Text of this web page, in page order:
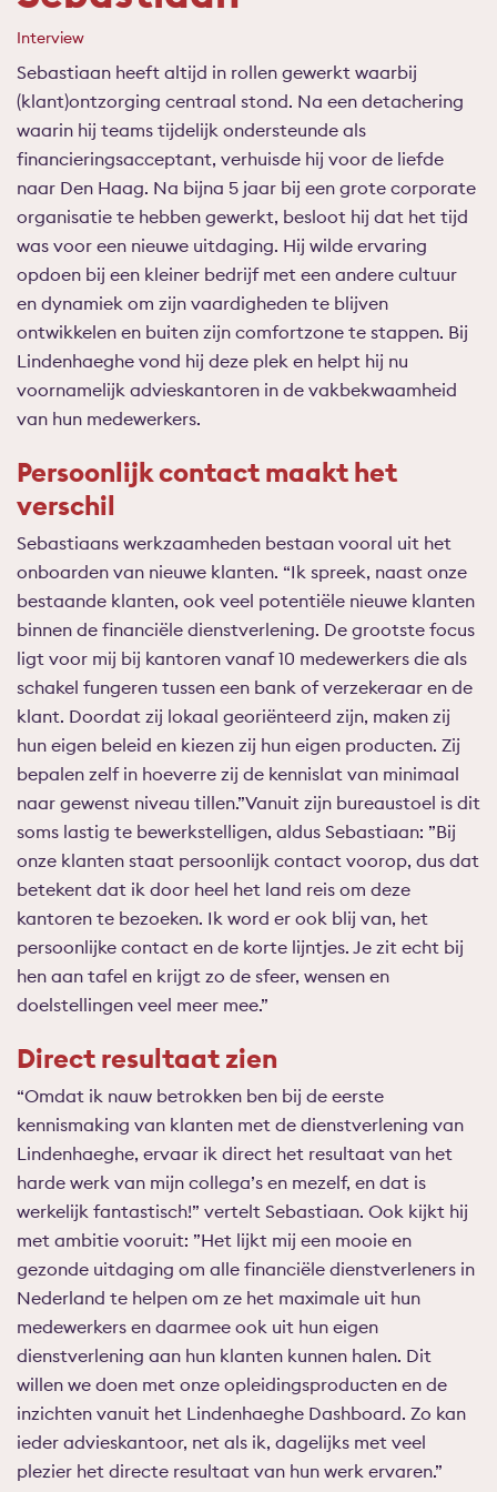
Interview
Sebastiaan heeft altijd in rollen gewerkt waarbij
(klant)ontzorging centraal stond. Na een detachering
waarin hij teams tijdelijk ondersteunde als
financieringsacceptant, verhuisde hij voor de liefde
naar Den Haag. Na bijna 5 jaar bij een grote corporate
organisatie te hebben gewerkt, besloot hij dat het tijd
was voor een nieuwe uitdaging. Hij wilde ervaring
opdoen bij een kleiner bedrijf met een andere cultuur
en dynamiek om zijn vaardigheden te blijven
ontwikkelen en buiten zijn comfortzone te stappen. Bij
Lindenhaeghe vond hij deze plek en helpt hij nu
voornamelijk advieskantoren in de vakbekwaamheid
van hun medewerkers.
Persoonlijk contact maakt het
verschil
Sebastiaans werkzaamheden bestaan vooral uit het
onboarden van nieuwe klanten. “Ik spreek, naast onze
bestaande klanten, ook veel potentiële nieuwe klanten
binnen de financiële dienstverlening. De grootste focus
ligt voor mij bij kantoren vanaf 10 medewerkers die als
schakel fungeren tussen een bank of verzekeraar en de
klant. Doordat zij lokaal georiënteerd zijn, maken zij
hun eigen beleid en kiezen zij hun eigen producten. Zij
bepalen zelf in hoeverre zij de kennislat van minimaal
naar gewenst niveau tillen.”Vanuit zijn bureaustoel is dit
soms lastig te bewerkstelligen, aldus Sebastiaan: ”Bij
onze klanten staat persoonlijk contact voorop, dus dat
betekent dat ik door heel het land reis om deze
kantoren te bezoeken. Ik word er ook blij van, het
persoonlijke contact en de korte lijntjes. Je zit echt bij
hen aan tafel en krijgt zo de sfeer, wensen en
doelstellingen veel meer mee.”
Direct resultaat zien
“Omdat ik nauw betrokken ben bij de eerste
kennismaking van klanten met de dienstverlening van
Lindenhaeghe, ervaar ik direct het resultaat van het
harde werk van mijn collega’s en mezelf, en dat is
werkelijk fantastisch!” vertelt Sebastiaan. Ook kijkt hij
met ambitie vooruit: ”Het lijkt mij een mooie en
gezonde uitdaging om alle financiële dienstverleners in
Nederland te helpen om ze het maximale uit hun
medewerkers en daarmee ook uit hun eigen
dienstverlening aan hun klanten kunnen halen. Dit
willen we doen met onze opleidingsproducten en de
inzichten vanuit het Lindenhaeghe Dashboard. Zo kan
ieder advieskantoor, net als ik, dagelijks met veel
plezier het directe resultaat van hun werk ervaren.”